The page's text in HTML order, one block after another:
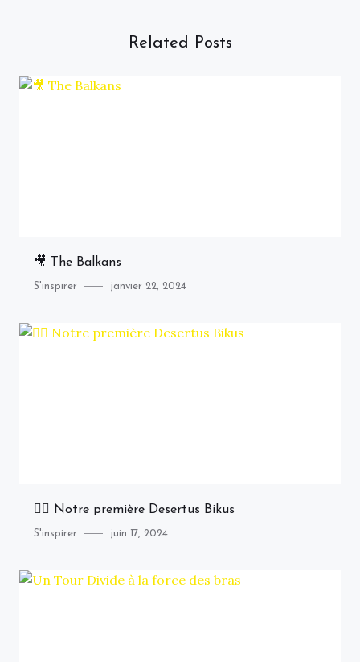
Related Posts
🎥 The Balkans
Category
S'inspirer
Posted
janvier 22, 2024
🚴‍♂️ Notre première Desertus Bikus
Category
S'inspirer
Posted
juin 17, 2024